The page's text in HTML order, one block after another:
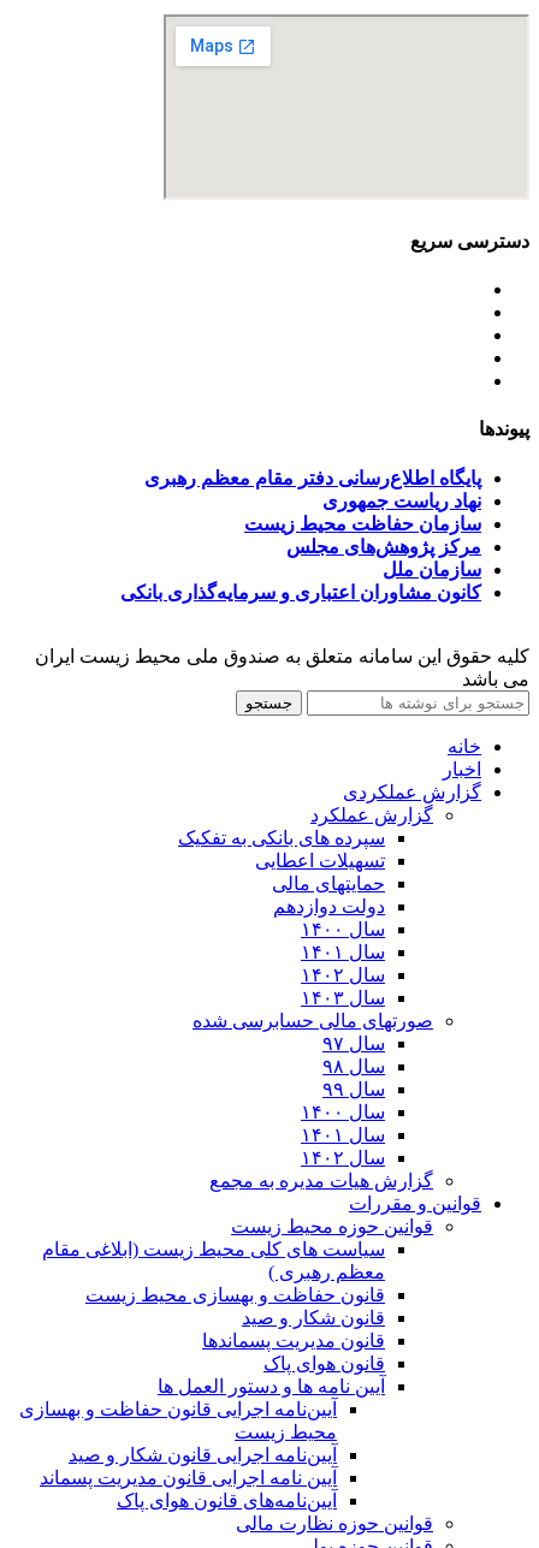
دسترسی سریع
پیوندها
پایگاه اطلاع‌رسانی دفتر مقام معظم رهبری
نهاد ریاست جمهوری
سازمان حفاظت محیط زیست
مرکز پژوهش‌های مجلس
سازمان ملل
کانون مشاوران اعتباری و سرمایه‌گذاری بانکی
کلیه حقوق این سامانه متعلق به صندوق ملی محیط زیست ایران
می باشد
جستجو
خانه
اخبار
گزارش عملکردی
گزارش عملکرد
سپرده های بانکی به تفکیک
تسهیلات اعطایی
حمایتهای مالی
دولت دوازدهم
سال ۱۴۰۰
سال ۱۴۰۱
سال ۱۴۰۲
سال ۱۴۰۳
صورتهای مالی حسابرسی شده
سال ۹۷
سال ۹۸
سال ۹۹
سال ۱۴۰۰
سال ۱۴۰۱
سال ۱۴۰۲
گزارش هیات مدیره به مجمع
قوانین و مقررات
قوانین حوزه محیط زیست
ﺳﯿﺎﺳﺖ ﻫﺎی ﮐﻠﯽ ﻣﺤﯿﻂ زﯾﺴﺖ (ابلاغی مقام
معظم رهبری )
قانون حفاظت و بهسازی محیط زیست
قانون شکار و صید
قانون مدیریت پسماندها
قانون هوای پاک
آیین نامه ها و دستور العمل ها
آیین‌نامه اجرایی قانون حفاظت و بهسازی
محیط زیست
آیین‌نامه اجرایی قانون شکار و صید
آیین نامه اجرایی قانون مدیریت پسماند
آیین‌نامه‌های قانون هوای پاک
قوانین حوزه نظارت مالی